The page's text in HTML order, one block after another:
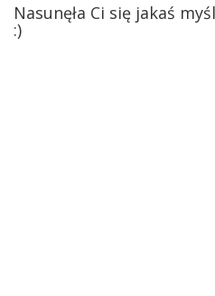
Nasunęła Ci się jakaś
:)